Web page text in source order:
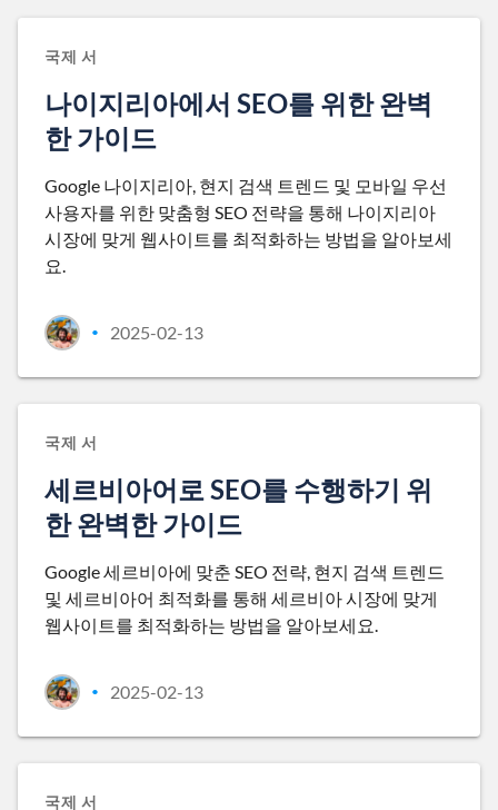
국제 서
나이지리아에서 SEO를 위한 완벽
한 가이드
Google 나이지리아, 현지 검색 트렌드 및 모바일 우선
사용자를 위한 맞춤형 SEO 전략을 통해 나이지리아
시장에 맞게 웹사이트를 최적화하는 방법을 알아보세
요.
• 2025-02-13
국제 서
세르비아어로 SEO를 수행하기 위
한 완벽한 가이드
Google 세르비아에 맞춘 SEO 전략, 현지 검색 트렌드
및 세르비아어 최적화를 통해 세르비아 시장에 맞게
웹사이트를 최적화하는 방법을 알아보세요.
• 2025-02-13
국제 서